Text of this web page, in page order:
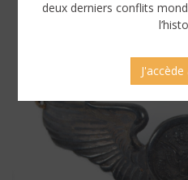
deux derniers conflits